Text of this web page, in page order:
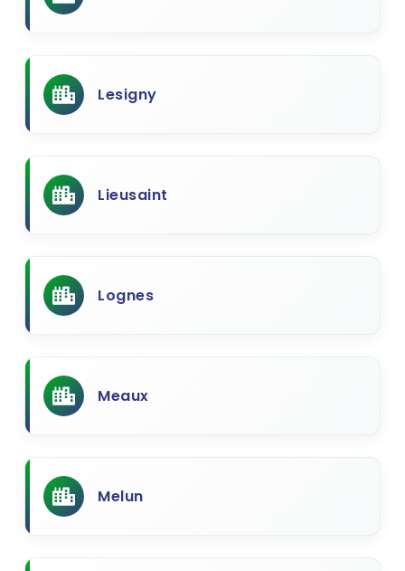
Lesigny
Lieusaint
Lognes
Meaux
Melun